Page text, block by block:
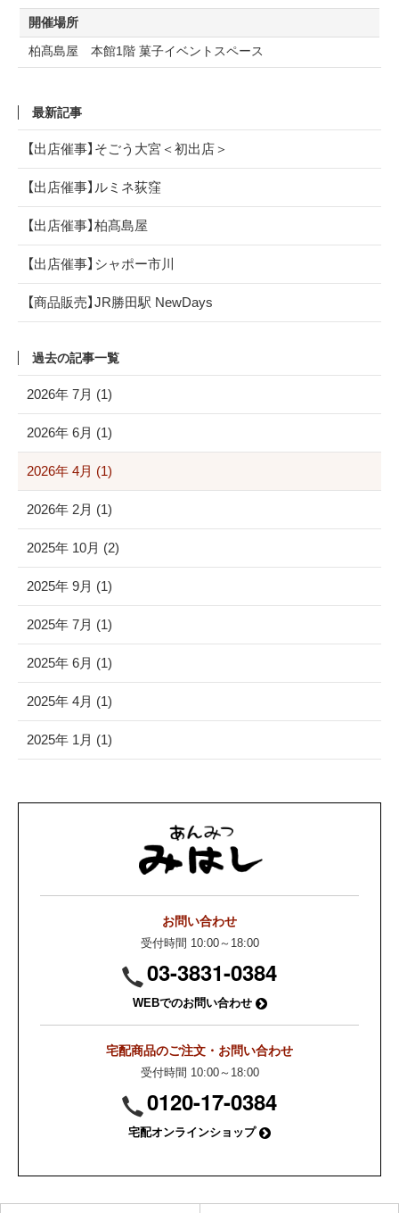
開催場所
柏髙島屋 本館1階 菓子イベントスペース
最新記事
【出店催事】そごう大宮＜初出店＞
【出店催事】ルミネ荻窪
【出店催事】柏髙島屋
【出店催事】シャポー市川
【商品販売】JR勝田駅 NewDays
過去の記事一覧
2026年 7月 (1)
2026年 6月 (1)
2026年 4月 (1)
2026年 2月 (1)
2025年 10月 (2)
2025年 9月 (1)
2025年 7月 (1)
2025年 6月 (1)
2025年 4月 (1)
2025年 1月 (1)
お問い合わせ
受付時間 10:00～18:00
03-3831-0384
WEBでのお問い合わせ
宅配商品のご注文・お問い合わせ
受付時間 10:00～18:00
0120-17-0384
宅配オンラインショップ